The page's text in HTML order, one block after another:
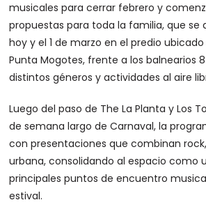
musicales para cerrar febrero y
propuestas para toda la familia, que se
hoy y el 1 de marzo en el predio
Punta Mogotes, frente a los balnearios
distintos géneros y actividades al aire
Luego del paso de The La Planta y Los
de semana largo de Carnaval, la
con presentaciones que combinan
urbana, consolidando al espacio como
principales puntos de encuentro
estival.